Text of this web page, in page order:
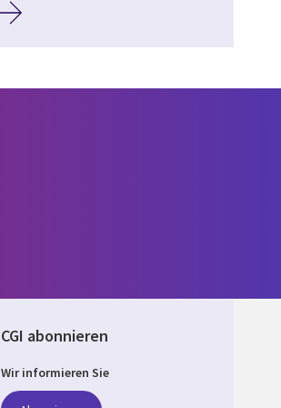
CGI abonnieren
Wir informieren Sie